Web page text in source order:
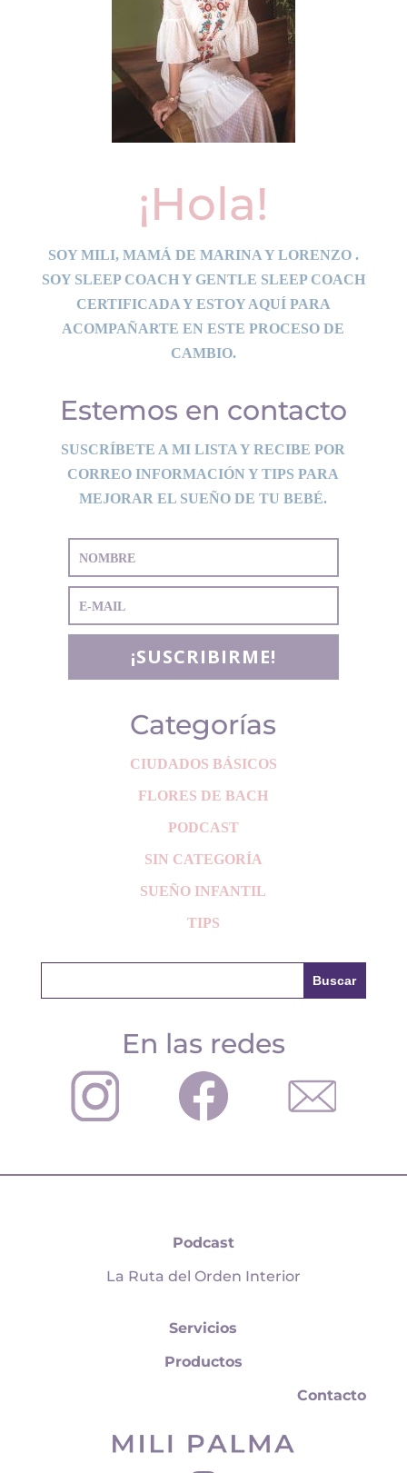
¡Hola!
SOY MILI, MAMÁ DE MARINA Y LORENZO .
SOY SLEEP COACH Y GENTLE SLEEP COACH
CERTIFICADA Y ESTOY AQUÍ PARA
ACOMPAÑARTE EN ESTE PROCESO DE
CAMBIO.
Estemos en contacto
SUSCRÍBETE A MI LISTA Y RECIBE POR
CORREO INFORMACIÓN Y TIPS PARA
MEJORAR EL SUEÑO DE TU BEBÉ.
¡SUSCRIBIRME!
Categorías
CIUDADOS BÁSICOS
FLORES DE BACH
PODCAST
SIN CATEGORÍA
SUEÑO INFANTIL
TIPS
En las redes
Podcast
La Ruta del Orden Interior
Servicios
Productos
Contacto